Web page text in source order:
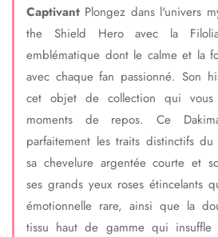
Captivant Plongez dans l'univers
the Shield Hero avec la
emblématique dont le calme et la
avec chaque fan passionné. Son
cet objet de collection qui vous
moments de repos. Ce
parfaitement les traits distinctifs du
sa chevelure argentée courte et
ses grands yeux roses étincelants
émotionnelle rare, ainsi que la
tissu haut de gamme qui